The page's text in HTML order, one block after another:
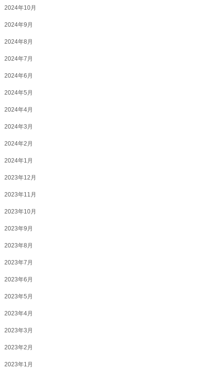
2024年10月
2024年9月
2024年8月
2024年7月
2024年6月
2024年5月
2024年4月
2024年3月
2024年2月
2024年1月
2023年12月
2023年11月
2023年10月
2023年9月
2023年8月
2023年7月
2023年6月
2023年5月
2023年4月
2023年3月
2023年2月
2023年1月